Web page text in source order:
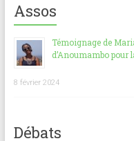
Assos
Témoignage de
d’Anoumambo pour
8 février 2024
Débats